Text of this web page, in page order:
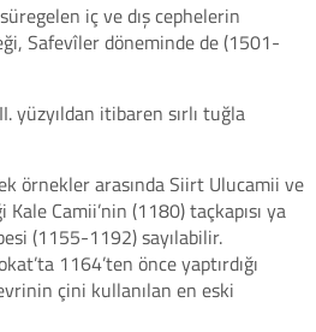
iç ve dış cephelerin
Safevîler döneminde de (1501-
yüzyıldan itibaren sırlı tuğla
örnekler arasında Siirt Ulucamii ve
Camii’nin (1180) taçkapısı ya
(1155-1192) sayılabilir.
1164’ten önce yaptırdığı
çini kullanılan en eski